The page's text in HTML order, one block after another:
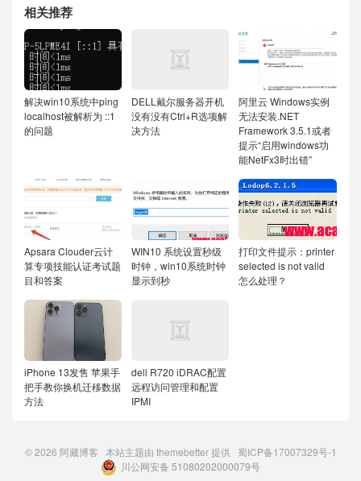
相关推荐
解决win10系统中ping
localhost被解析为 ::1
的问题
DELL戴尔服务器开机
没有没有Ctrl+R选项解
决方法
阿里云 Windows实例
无法安装.NET
Framework 3.5.1或者
提示“启用windows功
能NetFx3时出错”
Apsara Clouder云计
算专项技能认证考试题
目和答案
WIN10 系统设置秒级
时钟，win10系统时钟
显示到秒
打印文件提示：printer
selected is not valid
怎么处理？
iPhone 13发售 苹果手
把手教你换机迁移数据
方法
dell R720 iDRAC配置
远程访问管理和配置
IPMI
© 2026 阿藏博客 本站主题由 themebetter提供 蜀ICP备17007329号-1
川公网安备 51080202000079号